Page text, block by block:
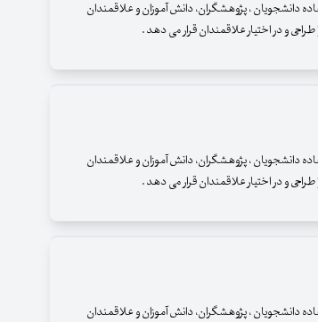
دانشجویان ، پژوهشگران، دانش آموزان و علاقمندان
طراحی و در اختیار علاقمندان قرار می دهد .
دانشجویان ، پژوهشگران، دانش آموزان و علاقمندان
طراحی و در اختیار علاقمندان قرار می دهد .
دانشجویان ، پژوهشگران، دانش آموزان و علاقمندان